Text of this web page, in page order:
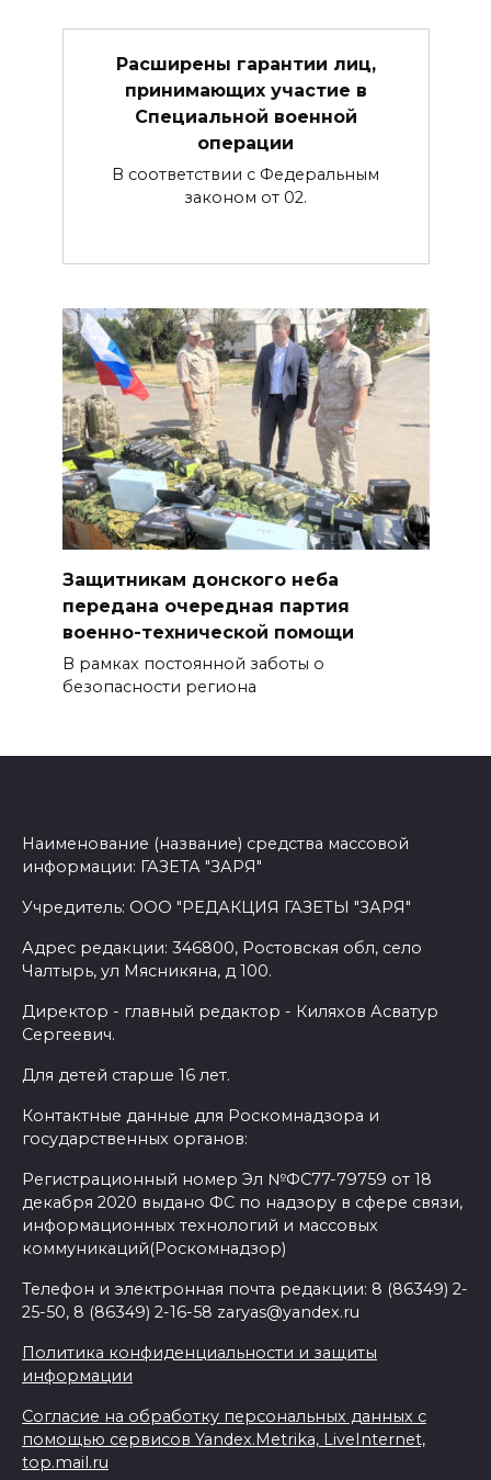
Расширены гарантии лиц,
принимающих участие в
Специальной военной
операции
В соответствии с Федеральным
законом от 02.
Защитникам донского неба
передана очередная партия
военно-технической помощи
В рамках постоянной заботы о
безопасности региона
Наименование (название) средства массовой
информации: ГАЗЕТА "ЗАРЯ"
Учредитель: ООО "РЕДАКЦИЯ ГАЗЕТЫ "ЗАРЯ"
Адрес редакции: 346800, Ростовская обл, село
Чалтырь, ул Мясникяна, д 100.
Директор - главный редактор - Киляхов Асватур
Сергеевич.
Для детей старше 16 лет.
Контактные данные для Роскомнадзора и
государственных органов:
Регистрационный номер Эл №ФС77-79759 от 18
декабря 2020 выдано ФС по надзору в сфере связи,
информационных технологий и массовых
коммуникаций(Роскомнадзор)
Телефон и электронная почта редакции: 8 (86349) 2-
25-50, 8 (86349) 2-16-58 zaryas@yandex.ru
Политика конфиденциальности и защиты
информации
Согласие на обработку персональных данных с
помощью сервисов Yandex.Metrika, LiveInternet,
top.mail.ru